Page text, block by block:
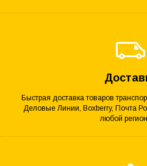
Быстрая доставка товаров
Деловые Линии, Boxberry, Почта
любой